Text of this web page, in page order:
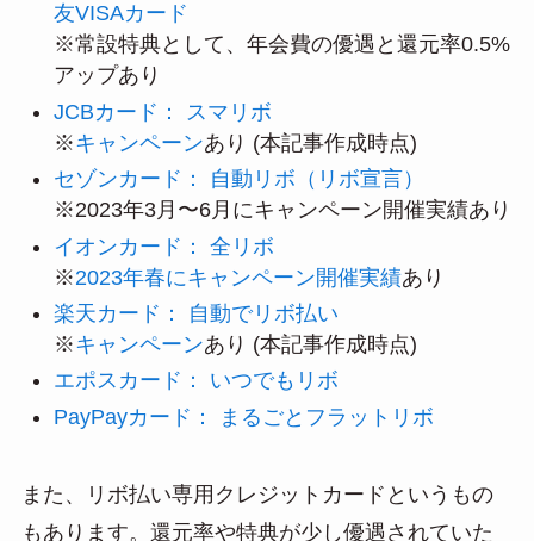
友VISAカード
※常設特典として、年会費の優遇と還元率0.5%
アップあり
JCBカード： スマリボ
※キャンペーンあり (本記事作成時点)
セゾンカード： 自動リボ（リボ宣言）
※2023年3月〜6月にキャンペーン開催実績あり
イオンカード： 全リボ
※2023年春にキャンペーン開催実績あり
楽天カード： 自動でリボ払い
※キャンペーンあり (本記事作成時点)
エポスカード： いつでもリボ
PayPayカード： まるごとフラットリボ
また、リボ払い専用クレジットカードというもの
もあります。還元率や特典が少し優遇されていた